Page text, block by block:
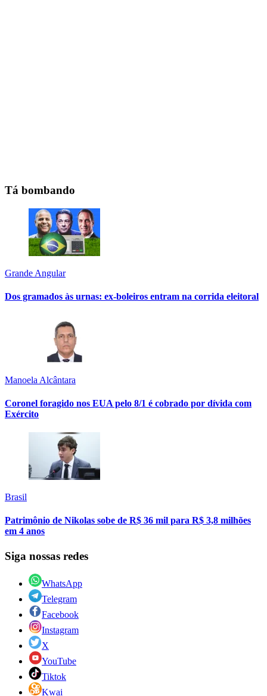
Tá bombando
Grande Angular
Dos gramados às urnas: ex-boleiros entram na corrida eleitoral
Manoela Alcântara
Coronel foragido nos EUA pelo 8/1 é cobrado por dívida com
Exército
Brasil
Patrimônio de Nikolas sobe de R$ 36 mil para R$ 3,8 milhões
em 4 anos
Siga nossas redes
WhatsApp
Telegram
Facebook
Instagram
X
YouTube
Tiktok
Kwai